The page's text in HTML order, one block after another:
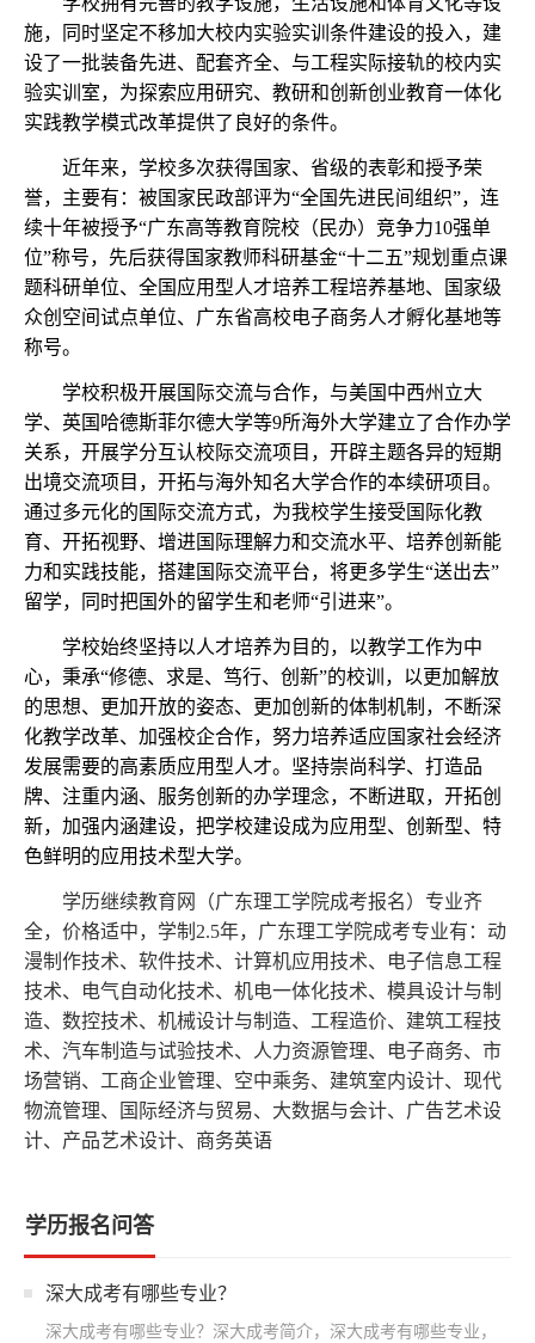
施，同时坚定不移加大校内实验实训条件建设的投入，建
设了一批装备先进、配套齐全、与工程实际接轨的校内实
验实训室，为探索应用研究、教研和创新创业教育一体化
实践教学模式改革提供了良好的条件。
近年来，学校多次获得国家、省级的表彰和授予荣
誉，主要有：被国家民政部评为“全国先进民间组织”，连
续十年被授予“广东高等教育院校（民办）竞争力10强单
位”称号，先后获得国家教师科研基金“十二五”规划重点课
题科研单位、全国应用型人才培养工程培养基地、国家级
众创空间试点单位、广东省高校电子商务人才孵化基地等
称号。
学校积极开展国际交流与合作，与美国中西州立大
学、英国哈德斯菲尔德大学等9所海外大学建立了合作办学
关系，开展学分互认校际交流项目，开辟主题各异的短期
出境交流项目，开拓与海外知名大学合作的本续研项目。
通过多元化的国际交流方式，为我校学生接受国际化教
育、开拓视野、增进国际理解力和交流水平、培养创新能
力和实践技能，搭建国际交流平台，将更多学生“送出去”
留学，同时把国外的留学生和老师“引进来”。
学校始终坚持以人才培养为目的，以教学工作为中
心，秉承“修德、求是、笃行、创新”的校训，以更加解放
的思想、更加开放的姿态、更加创新的体制机制，不断深
化教学改革、加强校企合作，努力培养适应国家社会经济
发展需要的高素质应用型人才。坚持崇尚科学、打造品
牌、注重内涵、服务创新的办学理念，不断进取，开拓创
新，加强内涵建设，把学校建设成为应用型、创新型、特
色鲜明的应用技术型大学。
学历继续教育网（广东理工学院成考报名）专业齐
全，价格适中，学制2.5年， 广东理工学院成考专业有：动
漫制作技术、软件技术、计算机应用技术、电子信息工程
技术、电气自动化技术、机电一体化技术、模具设计与制
造、数控技术、机械设计与制造、工程造价、建筑工程技
术、汽车制造与试验技术、人力资源管理、电子商务、市
场营销、工商企业管理、空中乘务、建筑室内设计、现代
物流管理、国际经济与贸易、大数据与会计、广告艺术设
计、产品艺术设计、商务英语
学历报名问答
深大成考有哪些专业？
深大成考有哪些专业？深大成考简介，深大成考有哪些专业，